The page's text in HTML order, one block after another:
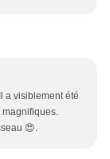
a visiblement été
magnifiques.
😍.